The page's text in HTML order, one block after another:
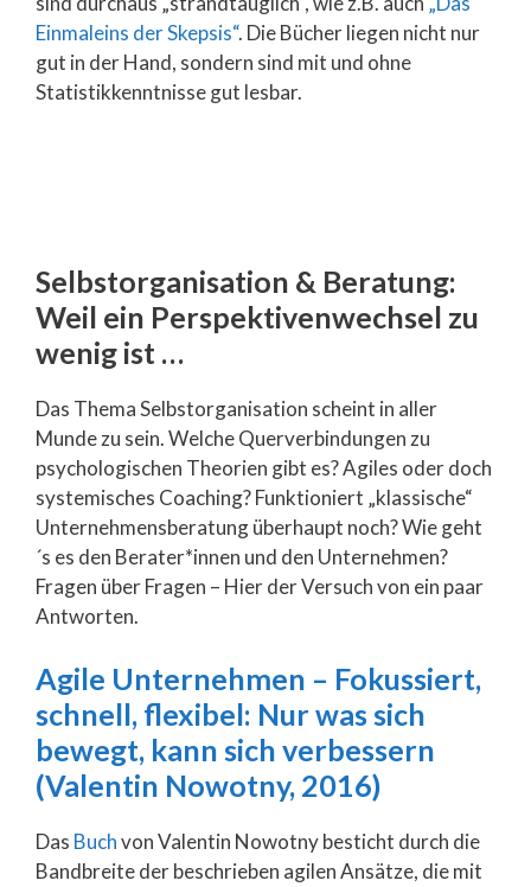
Einmaleins der Skepsis“. Die Bücher liegen nicht nur
gut in der Hand, sondern sind mit und ohne
Statistikkenntnisse gut lesbar.
Selbstorganisation & Beratung:
Weil ein Perspektivenwechsel zu
wenig ist …
Das Thema Selbstorganisation scheint in aller
Munde zu sein. Welche Querverbindungen zu
psychologischen Theorien gibt es? Agiles oder doch
systemisches Coaching? Funktioniert „klassische“
Unternehmensberatung überhaupt noch? Wie geht
´s es den Berater*innen und den Unternehmen?
Fragen über Fragen – Hier der Versuch von ein paar
Antworten.
Agile Unternehmen – Fokussiert,
schnell, flexibel: Nur was sich
bewegt, kann sich verbessern
(Valentin Nowotny, 2016)
Das Buchvon Valentin Nowotny besticht durch die
Bandbreite der beschrieben agilen Ansätze, die mit